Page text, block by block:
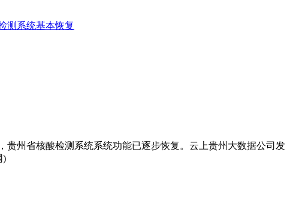
测系统基本恢复
州省核酸检测系统系统功能已逐步恢复。云上贵州大数据公司发
)